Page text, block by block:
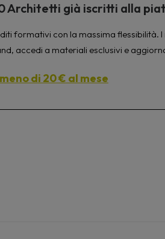
Architetti già iscritti alla
formativi con la massima
accedi a materiali esclusivi e
di 20 € al mese